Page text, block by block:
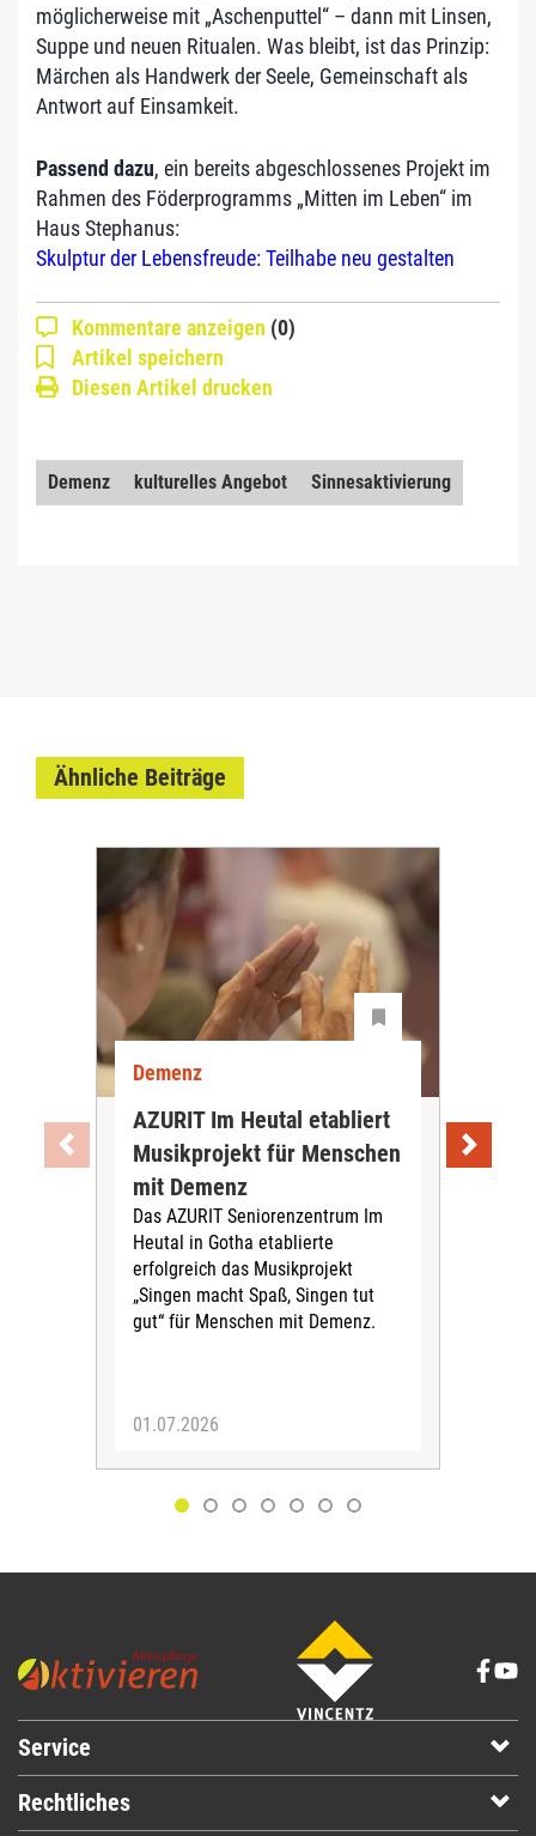
möglicherweise mit „Aschenputtel“ – dann mit Linsen,
Suppe und neuen Ritualen. Was bleibt, ist das Prinzip:
Märchen als Handwerk der Seele, Gemeinschaft als
Antwort auf Einsamkeit.
Passend dazu, ein bereits abgeschlossenes Projekt im
Rahmen des Föderprogramms „Mitten im Leben“ im
Haus Stephanus:
Skulptur der Lebensfreude: Teilhabe neu gestalten
Kommentare anzeigen (0)
Artikel speichern
Diesen Artikel drucken
Demenz kulturelles Angebot Sinnesaktivierung
Ähnliche Beiträge
Demenz
AZURIT Im Heutal etabliert
Musikprojekt für Menschen
mit Demenz
Das AZURIT Seniorenzentrum Im
Heutal in Gotha etablierte
erfolgreich das Musikprojekt
„Singen macht Spaß, Singen tut
gut“ für Menschen mit Demenz.
01.07.2026
Service
Rechtliches